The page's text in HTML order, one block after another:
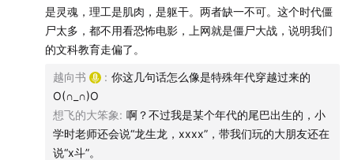
政议政，他们的使命只能是“润色鸿业”，点缀升平，插科
打诨，逗乐解闷。（鄢烈山：《纪昀的悲剧》）
“奴才羽翼两兼之，悔恨交加已太迟。 明明谬论偏相信，
暗暗阴谋那得知！” —— 周一良给谭其骧的信，参见郝
斌：《截屏再瞥周一良》
福尔摩斯与华生露营的笑话，摘自：[美] 托马斯·卡斯卡特
是灵魂，理工是肌肉，是躯干。两者缺一不可。这个时代僵
尸太多，都不用看恐怖电影，上网就是僵尸大战，说明我们
的文科教育走偏了。
越向书 : 你这几句话怎么像是特殊年代穿越过来的
O(∩_∩)O
想飞的大笨象: 啊？不过我是某个年代的尾巴出生的，小
学时老师还会说“龙生龙，xxxx”，带我们玩的大朋友还在
说“x斗”。